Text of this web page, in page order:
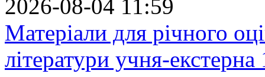
2026-08-04 11:59
Матеріали для річного
літератури учня-екстерна